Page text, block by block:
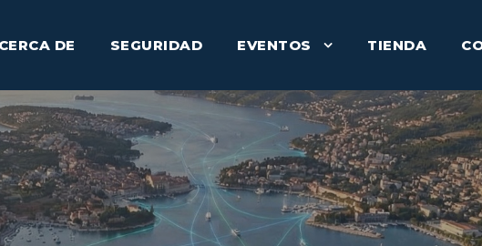
DE SEGURIDAD EVENTOS TIENDA